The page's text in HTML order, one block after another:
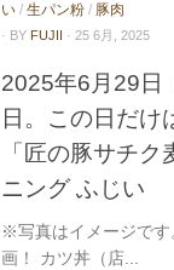
い / 生パン粉 / 豚肉
· BY FUJII · 25 6月, 2025
2025年6月29日
日。この日だけ
「匠の豚サチ
ニング ふじい
※写真はイメージです
画！ カツ丼（店...